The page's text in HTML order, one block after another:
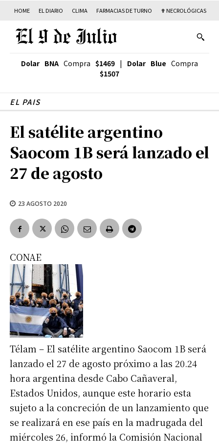
HOME EL DIARIO CLIMA FARMACIAS DE TURNO ✟ NECROLÓGICAS
Dolar BNA Compra $1469 | Dolar Blue Compra
$1507
EL PAIS
El satélite argentino
Saocom 1B será lanzado el
27 de agosto
23 AGOSTO 2020
CONAE
Télam – El satélite argentino Saocom 1B será
lanzado el 27 de agosto próximo a las 20.24
hora argentina desde Cabo Cañaveral,
Estados Unidos, aunque este horario esta
sujeto a la concreción de un lanzamiento que
se realizará en ese país en la madrugada del
miércoles 26, informó la Comisión Nacional